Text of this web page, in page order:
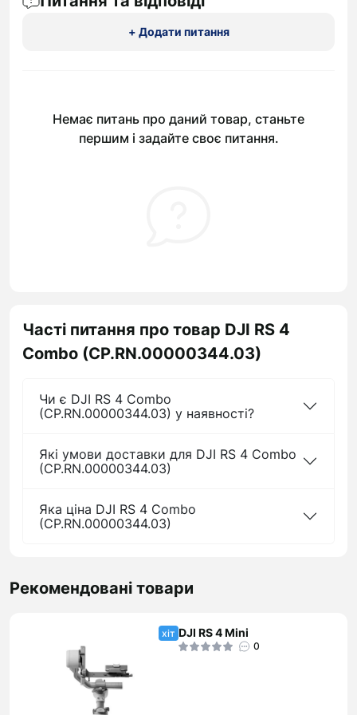
+ Додати питання
Немає питань про даний товар, станьте
першим і задайте своє питання.
Часті питання про товар DJI RS 4
Combo (CP.RN.00000344.03)
Чи є DJI RS 4 Combo
(CP.RN.00000344.03) у наявності?
Які умови доставки для DJI RS 4 Combo
(CP.RN.00000344.03)
Яка ціна DJI RS 4 Combo
(CP.RN.00000344.03)
Рекомендовані товари
хіт DJI RS 4 Mini
0